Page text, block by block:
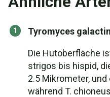
Tyromyces
Die Hutoberfläche
strigos bis hispid,
2.5 Mikrometer,
während T.